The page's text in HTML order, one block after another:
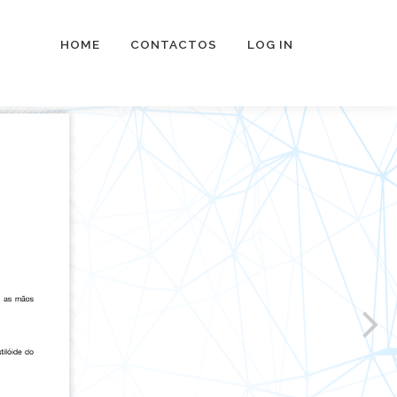
HOME CONTACTOS LOG IN